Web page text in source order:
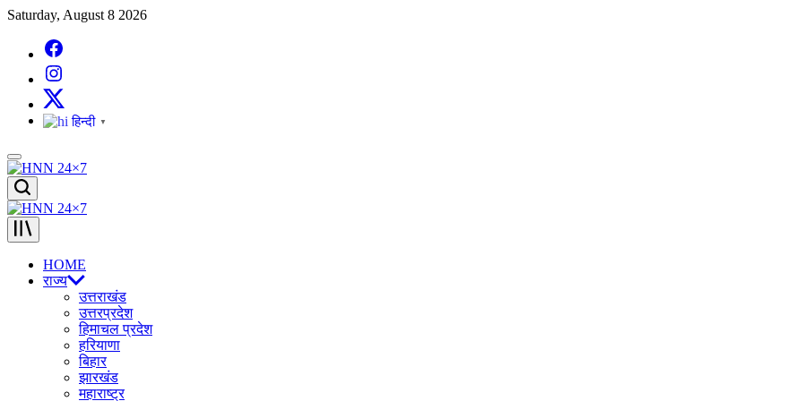
Skip
content
Saturday, August 8 2026
Facebook
Instagram
X
हिन्दी ▼
Menu
HNN
24x7
Search
HNN
24x7
HOME
राज्य
उत्तराखंड
उत्तरप्रदेश
हिमाचल प्रदेश
हरियाणा
बिहार
झारखंड
महाराष्ट्र